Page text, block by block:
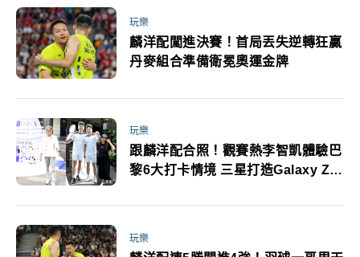
玩樂
麟洋配闖進決賽！首局丟失逆轉狂贏
丹麥組合準備衛冕奧運金牌
玩樂
跟麟洋配合照！觀賽熱李智凱體驗巴
黎6大打卡情境 三星打造Galaxy Z旗
玩樂